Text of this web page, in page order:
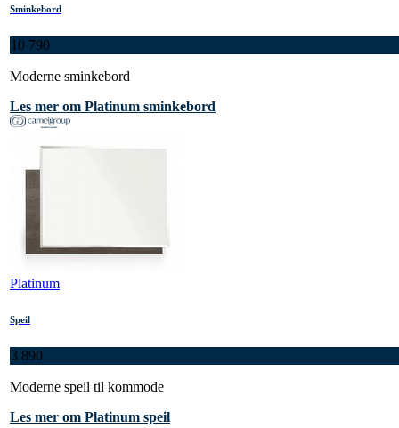
Sminkebord
10 790
Moderne sminkebord
Les mer om Platinum sminkebord
Platinum
Speil
3 890
Moderne speil til kommode
Les mer om Platinum speil